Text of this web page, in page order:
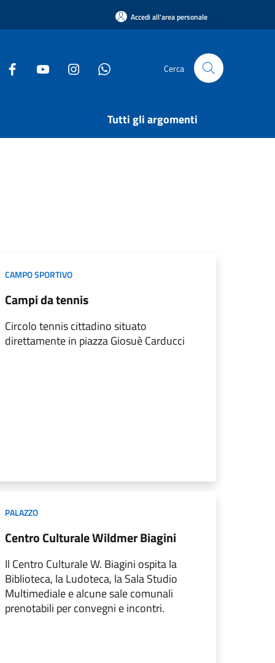
Accedi all'area personale
Cerca
Tutti gli argomenti
CAMPO SPORTIVO
Campi da tennis
Circolo tennis cittadino situato
direttamente in piazza Giosuè Carducci
PALAZZO
Centro Culturale Wildmer Biagini
Il Centro Culturale W. Biagini ospita la
Biblioteca, la Ludoteca, la Sala Studio
Multimediale e alcune sale comunali
prenotabili per convegni e incontri.